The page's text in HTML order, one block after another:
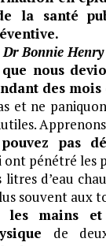
la santé
Dr Bonnie
nous
des mois
et ne
pas
pénétré les
litres d’eau
souvent aux
les mains
de